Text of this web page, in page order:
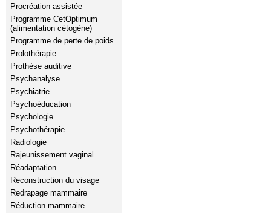
Procréation assistée
Programme CetOptimum
(alimentation cétogène)
Programme de perte de poids
Prolothérapie
Prothèse auditive
Psychanalyse
Psychiatrie
Psychoéducation
Psychologie
Psychothérapie
Radiologie
Rajeunissement vaginal
Réadaptation
Reconstruction du visage
Redrapage mammaire
Réduction mammaire